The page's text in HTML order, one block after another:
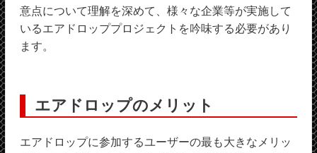
意点について理解を深めて、様々な企業等が実施して
いるエアドロッププロジェクトを吟味する必要があり
ます。
エアドロップのメリット
エアドロップに参加するユーザーの最も大きなメリッ